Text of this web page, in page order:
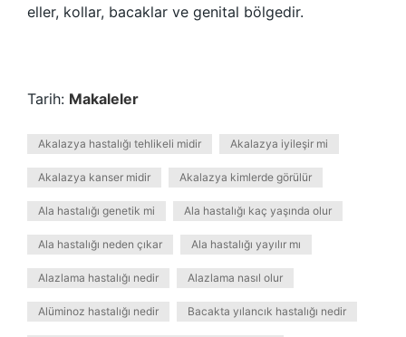
eller, kollar, bacaklar ve genital bölgedir.
Tarih: Makaleler
Akalazya hastalığı tehlikeli midir Akalazya iyileşir mi
Akalazya kanser midir Akalazya kimlerde görülür
Ala hastalığı genetik mi Ala hastalığı kaç yaşında olur
Ala hastalığı neden çıkar Ala hastalığı yayılır mı
Alazlama hastalığı nedir Alazlama nasıl olur
Alüminoz hastalığı nedir Bacakta yılancık hastalığı nedir